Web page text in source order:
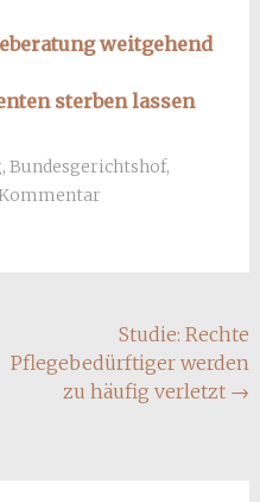
weitgehend
sterben lassen
, Bundesgerichtshof,
Studie: Rechte
Pflegebedürftiger werden
zu häufig verletzt →